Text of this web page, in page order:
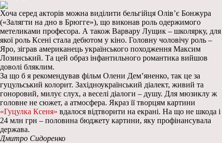
Хоча серед акторів можна виділити бельгійця Олів’є Бонжура
(«Залягти на дно в Брюгге»), що виконав роль одержимого
метеликами професора. А також Варвару Лущик – школярку, для
якої роль Ксені стала дебютом у кіно. Головну чоловічу роль –
Яро, зіграв американець українського походження Максим
Лозинський. Та цей образ інфантильного романтика вийшов
доволі бляклим.
За що б я рекомендував фільм Олени Дем’яненко, так це за
гуцульський колорит. Західноукраїнський діалект, живий та
гоноровий, милує слух, а веселі діалоги – душу. Для мюзиклу ж
головне не сюжет, а атмосфера. Якраз її творцям картини
«Гуцулка Ксеня» вдалося відтворити на екрані. На що не шкода і
24 млн грн – половина бюджету картини, яку профінансувала
держава.
Дмитро Сидоренко